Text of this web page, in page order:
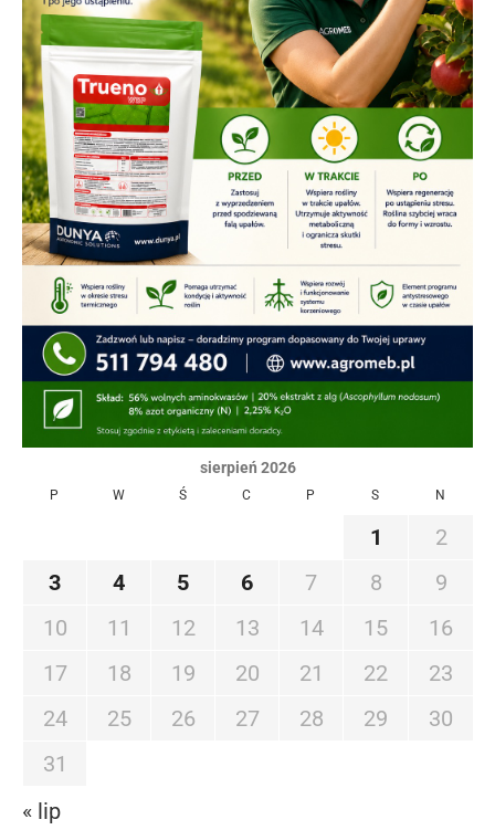
sierpień 2026
P W Ś C P S N
1
2
3
4 5 6 7 8
9
10
11 12 13 14 15
16
17
18 19 20 21 22
23
24
25 26 27 28 29
30
31
« lip